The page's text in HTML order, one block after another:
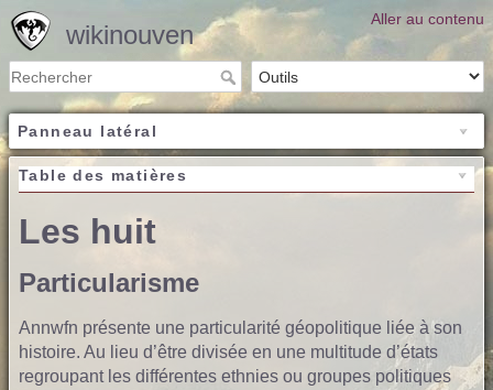
Aller au contenu
wikinouven
Panneau latéral
Table des matières
Les huit
Particularisme
Annwfn présente une particularité géopolitique liée à son
histoire. Au lieu d’être divisée en une multitude d’états
regroupant les différentes ethnies ou groupes politiques